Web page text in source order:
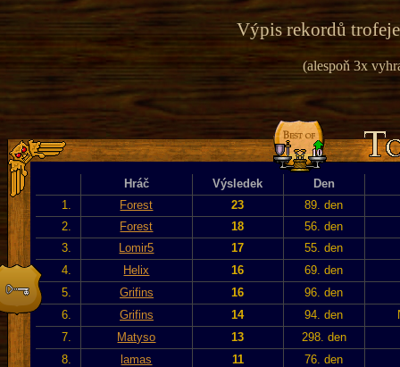
Výpis rekordů
(alespoň 3x
Hráč Výsledek
Den
1.
Forest 23
89. den
2.
Forest 18
56. den
3.
Lomir5 17
55. den
4.
Helix 16
69. den
5.
Grifins 16
96. den
6.
Grifins 14 94. den
7.
Matyso 13
298. den
8.
lamas 11
76. den